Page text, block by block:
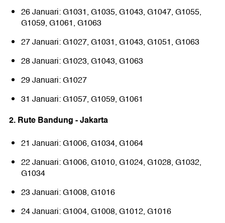
26 Januari: G1031, G1035, G1043, G1047, G1055,
G1059, G1061, G1063
27 Januari: G1027, G1031, G1043, G1051, G1063
28 Januari: G1023, G1043, G1063
29 Januari: G1027
31 Januari: G1057, G1059, G1061
2. Rute Bandung - Jakarta
21 Januari: G1006, G1034, G1064
22 Januari: G1006, G1010, G1024, G1028, G1032,
G1034
23 Januari: G1008, G1016
24 Januari: G1004, G1008, G1012, G1016